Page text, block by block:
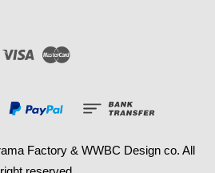
Visa
Factory & WWBC Design co. All